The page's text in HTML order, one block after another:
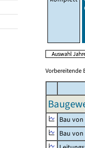
Vorbereitende
Bau
Bau